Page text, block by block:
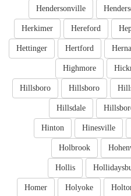
Hendersonville
Hereford
Herkimer
Hertford
Hettinger
Highmore
Hillsboro
Hillsboro
Hillsdale
Hinesville
Hinton
Holbrook
Hollis
Holyoke
Homer